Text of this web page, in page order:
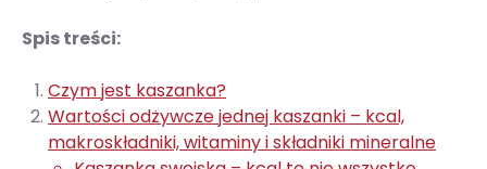
Spis treści:
Czym jest kaszanka?
Wartości odżywcze jednej kaszanki – kcal,
makroskładniki, witaminy i składniki mineralne